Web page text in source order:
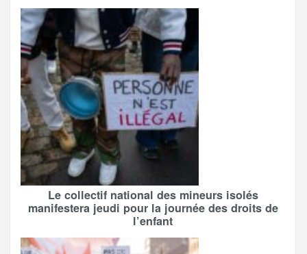
Le collectif national des mineurs isolés
manifestera jeudi pour la journée des droits de
l’enfant